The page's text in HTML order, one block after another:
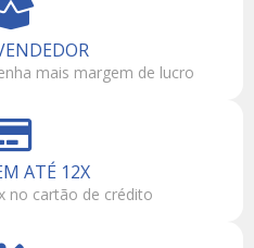
mais margem de lucro
ATÉ 12X
no cartão de crédito